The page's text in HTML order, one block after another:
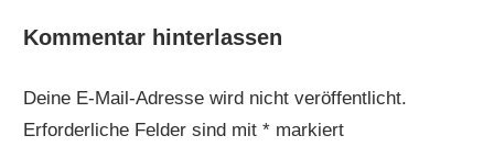
Kommentar hinterlassen
Deine E-Mail-Adresse wird nicht veröffentlicht.
Erforderliche Felder sind mit* markiert